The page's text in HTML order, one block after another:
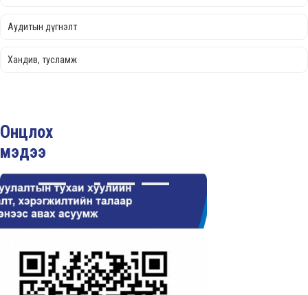
Аудитын дүгнэлт
Хандив, тусламж
Онцлох
мэдээ